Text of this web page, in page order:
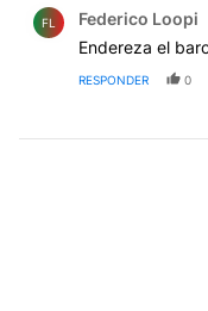
FL Federico Loopi
Endereza el
RESPONDER 0